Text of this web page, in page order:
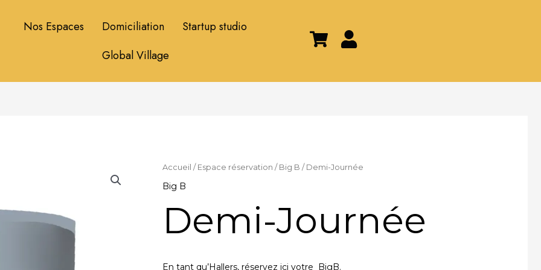
Nos Espaces Domiciliation
Startup studio
Global Village
Accueil / Espace réservation / Big B / Demi-Journée
Big B
Demi-Journée
En tant qu’Hallers, réservez ici votre BigB.